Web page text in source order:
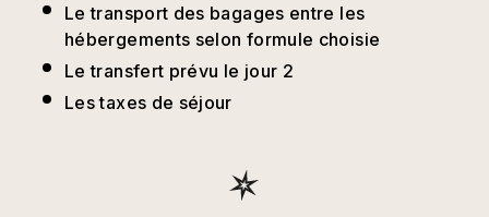
Le transport des bagages entre les
hébergements selon formule choisie
Le transfert prévu le jour 2
Les taxes de séjour